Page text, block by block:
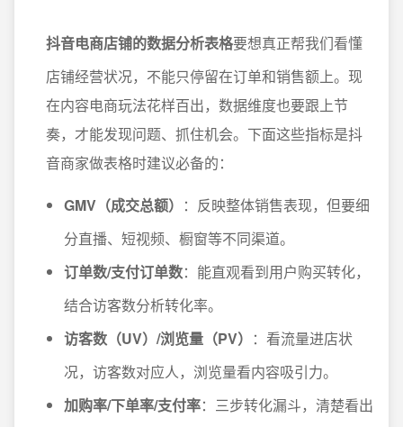
抖音电商店铺的数据分析表格要想真正帮我们看懂
店铺经营状况，不能只停留在订单和销售额上。现
在内容电商玩法花样百出，数据维度也要跟上节
奏，才能发现问题、抓住机会。下面这些指标是抖
音商家做表格时建议必备的：
GMV（成交总额） ：反映整体销售表现，但要细
分直播、短视频、橱窗等不同渠道。
订单数/支付订单数：能直观看到用户购买转化，
结合访客数分析转化率。
访客数（UV）/浏览量（PV） ：看流量进店状
况，访客数对应人，浏览量看内容吸引力。
加购率/下单率/支付率：三步转化漏斗，清楚看出